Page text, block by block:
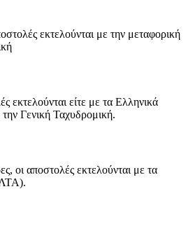
εκτελούνται με την μεταφορική
εκτελούνται είτε με τα Ελληνικά
Γενική Ταχυδρομική.
οι αποστολές εκτελούνται με τα